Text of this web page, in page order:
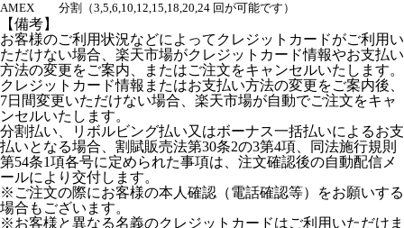
AMEX
分割（3,5,6,10,12,15,18,20,24 回が可能です）
【備考】
お客様のご利用状況などによってクレジットカードがご利用い
ただけない場合、楽天市場がクレジットカード情報やお支払い
方法の変更をご案内、またはご注文をキャンセルいたします。
クレジットカード情報またはお支払い方法の変更をご案内後、
7日間変更いただけない場合、楽天市場が自動でご注文をキャ
ンセルいたします。
分割払い、リボルビング払い又はボーナス一括払いによるお支
払いとなる場合、割賦販売法第30条2の3第4項、同法施行規則
第54条1項各号に定められた事項は、注文確認後の自動配信メ
ールにより交付します。
※ご注文の際にお客様の本人確認（電話確認等）をお願いする
場合もございます。
※お客様と異なる名義のクレジットカードはご利用いただけま